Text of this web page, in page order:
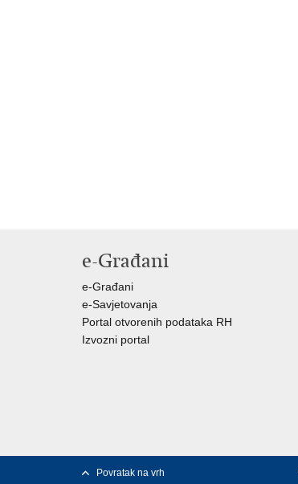
e-Građani
e-Građani
e-Savjetovanja
Portal otvorenih podataka RH
Izvozni portal
Povratak na vrh